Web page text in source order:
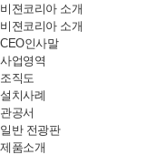
비젼코리아 소개
비젼코리아 소개
CEO인사말
사업영역
조직도
설치사례
관공서
일반 전광판
제품소개